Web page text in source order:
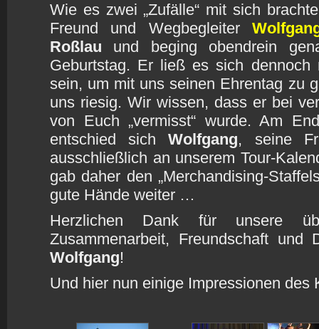
Wie es zwei „Zufälle“ mit sich
Freund und Wegbegleiter
Roßlau und beging obendrein
Geburtstag. Er ließ es sich
sein, um mit uns seinen Ehrentag zu
uns riesig. Wir wissen, dass er bei
von Euch „vermisst“ wurde. Am
entschied sichWolfgang, seine
ausschließlich an unserem Tour-
gab daher den „Merchandising-
gute Hände weiter …
Herzlichen Dank für unsere
Zusammenarbeit, Freundschaft und
Wolfgang!
Und hier nun einige Impressionen des